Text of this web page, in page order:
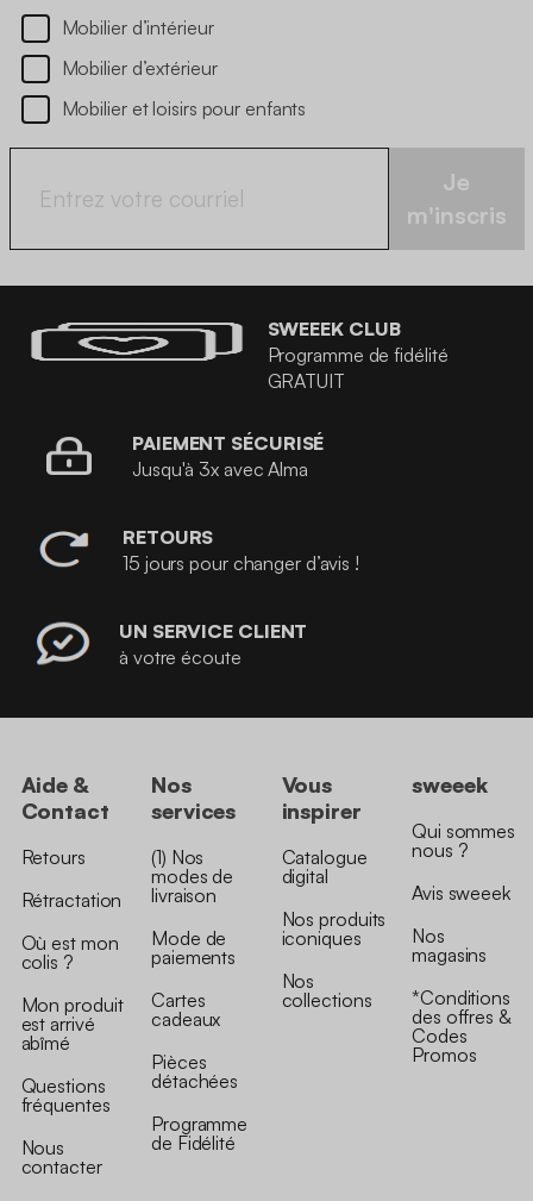
Mobilier d’intérieur
Mobilier d’extérieur
Mobilier et loisirs pour enfants
Je
m'inscris
SWEEEK CLUB
Programme de fidélité
GRATUIT
PAIEMENT SÉCURISÉ
Jusqu'à 3x avec Alma
RETOURS
15 jours pour changer d’avis !
UN SERVICE CLIENT
à votre écoute
Aide &
Contact
Retours
Rétractation
Où est mon
colis ?
Mon produit
est arrivé
abîmé
Questions
fréquentes
Nous
contacter
Nos
services
(1) Nos
modes de
livraison
Mode de
paiements
Cartes
cadeaux
Pièces
détachées
Programme
de Fidélité
Vous
inspirer
Catalogue
digital
Nos produits
iconiques
Nos
collections
sweeek
Qui sommes
nous ?
Avis sweeek
Nos
magasins
*Conditions
des offres &
Codes
Promos